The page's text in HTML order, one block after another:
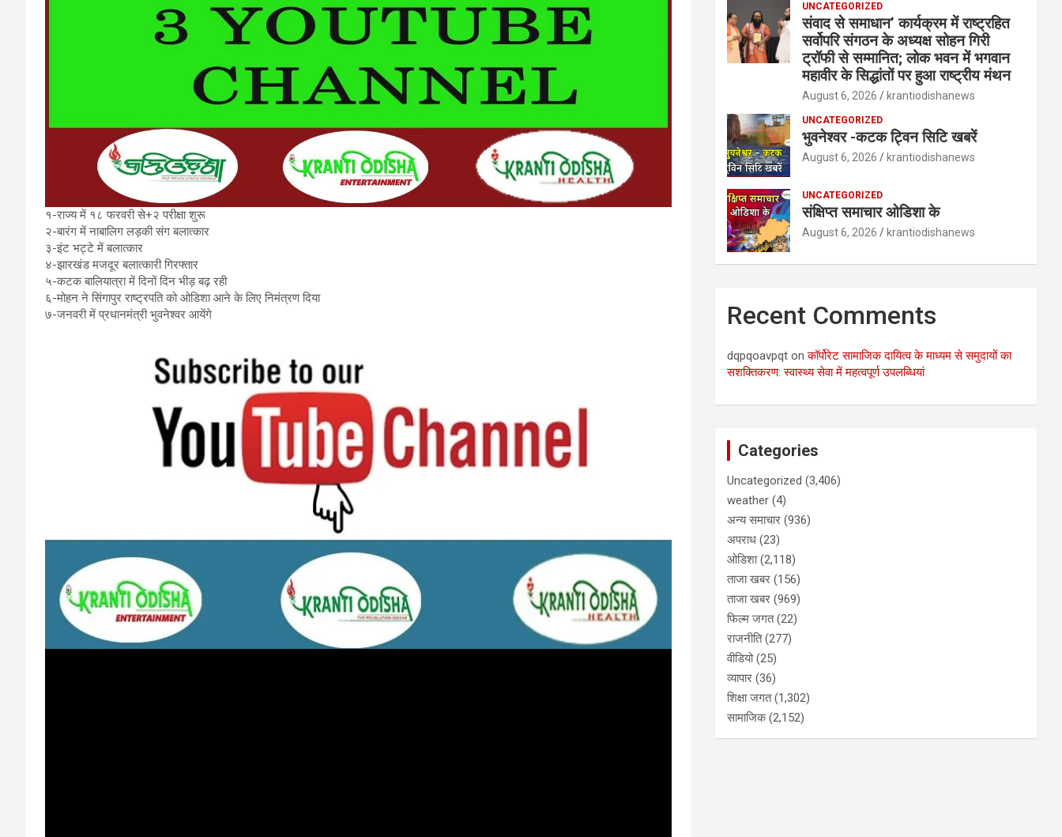
१-राज्य में १८ फरवरी से+२ परीक्षा शुरू
२-बारंग में नाबालिग लड़की संग बलात्कार
३-इंट भट्टे में बलात्कार
४-झारखंड मजदूर बलात्कारी गिरफ्तार
५-कटक बालियात्रा में दिनों दिन भीड़ बढ़ रही
६-मोहन ने सिंगापुर राष्ट्रपति को ओडिशा आने के लिए निमंत्रण दिया
७-जनवरी में प्रधानमंत्री भुवनेश्वर आयेंगे
UNCATEGORIZED
संवाद से समाधान’ कार्यक्रम में राष्ट्रहित
सर्वोपरि संगठन के अध्यक्ष सोहन गिरी
ट्रॉफी से सम्मानित; लोक भवन में भगवान
महावीर के सिद्धांतों पर हुआ राष्ट्रीय मंथन
August 6, 2026 krantiodishanews
UNCATEGORIZED
भुवनेश्वर -कटक ट्विन सिटि खबरें
August 6, 2026 krantiodishanews
UNCATEGORIZED
संक्षिप्त समाचार ओडिशा के
August 6, 2026 krantiodishanews
Recent Comments
dqpqoavpqt onकॉर्पोरेट सामाजिक दायित्व के माध्यम से समुदायों का
सशक्तिकरण: स्वास्थ्य सेवा में महत्वपूर्ण उपलब्धियां
Categories
Uncategorized (3,406)
weather (4)
अन्य समाचार (936)
अपराध (23)
ओडिशा(2,118)
ताजा खबर (156)
ताजा खबर (969)
फिल्म जगत(22)
राजनीति(277)
वीडियो(25)
व्यापार (36)
शिक्षा जगत(1,302)
सामाजिक(2,152)